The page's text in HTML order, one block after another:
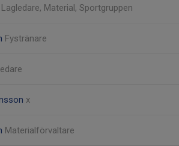
Lagledare, Material, Sportgruppen
Fystränare
x
Materialförvaltare